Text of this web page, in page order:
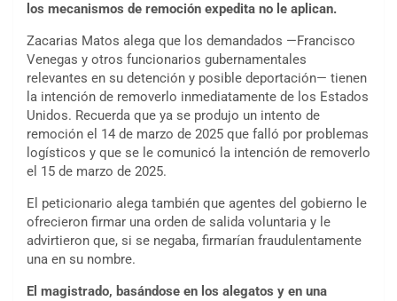
los mecanismos de remoción expedita no le aplican.
Zacarias Matos alega que los demandados —Francisco
Venegas y otros funcionarios gubernamentales
relevantes en su detención y posible deportación— tienen
la intención de removerlo inmediatamente de los Estados
Unidos. Recuerda que ya se produjo un intento de
remoción el 14 de marzo de 2025 que falló por problemas
logísticos y que se le comunicó la intención de removerlo
el 15 de marzo de 2025.
El peticionario alega también que agentes del gobierno le
ofrecieron firmar una orden de salida voluntaria y le
advirtieron que, si se negaba, firmarían fraudulentamente
una en su nombre.
El magistrado, basándose en los alegatos y en una